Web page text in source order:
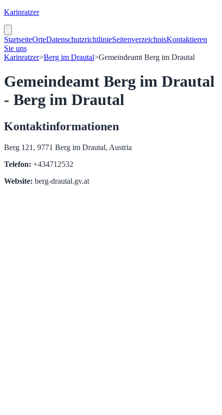
Karinratzer
StartseiteOrteDatenschutzrichtlinieSeitenverzeichnisKontaktieren
Sie uns
Karinratzer>Berg im Drautal>Gemeindeamt Berg im Drautal
Gemeindeamt Berg im Drautal
- Berg im Drautal
Kontaktinformationen
Berg 121, 9771 Berg im Drautal, Austria
Telefon: +434712532
Website: berg-drautal.gv.at